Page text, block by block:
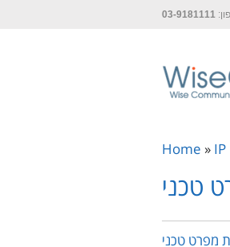
03-9181111
Home »